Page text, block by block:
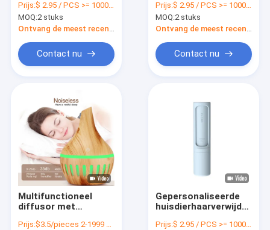
Neem contact met ons op
Nieuws
Vraag een offerte
Digitaal springtouw
springtouw
Stapteller
Pickleball
Verzorging Kam Met
Electric Spray Anti
Flying Floating Cat
Prijs:$ 2.95 / PCS >= 1000 PCS
MOQ:2 stuks
Ontvang de meest recente Prijs
Contact nu
Massage Reiniging
Water Spray Warm
Verkopen
Stoomburst Met Lig
Prijs:$ 2.95 / PCS >= 1000 PCS
MOQ:2 stuks
Ontvang de meest recente Prijs
Contact nu
Multifunctioneel
diffusor met
en LED-
Prijs:$3.5/pieces 2-1999 pieces
Gepersonaliseerde
huisdierhaarverwijder
Hondenhaarverwijder
Prijs:$ 2.95 / PCS >= 1000 PCS